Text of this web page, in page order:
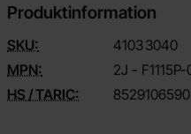
Produktinformation
SKU: 41033040
MPN:
2J -
HS / TARIC:
8529106590